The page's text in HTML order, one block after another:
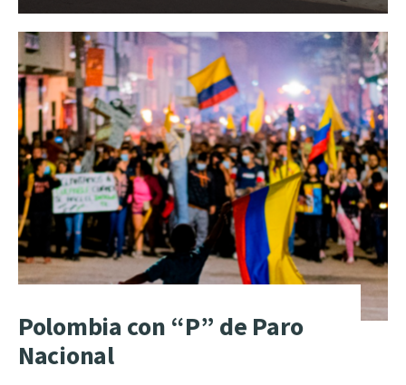
Polombia con “P” de Paro
Nacional